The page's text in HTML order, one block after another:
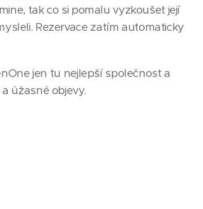
tak co si pomalu vyzkoušet její
Rezervace zatím automaticky
jen tu nejlepší společnost a
úžasné objevy.